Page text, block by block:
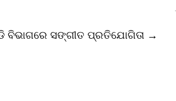
ସଙ୍ଗୀତ ପ୍ରତିଯୋଗିତା →